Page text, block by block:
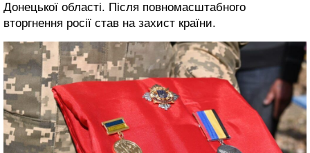
Донецької області. Після повномасштабного
вторгнення росії став на захист країни.